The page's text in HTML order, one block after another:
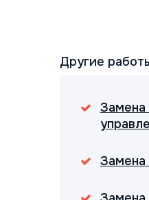
Другие
Замена
Замена